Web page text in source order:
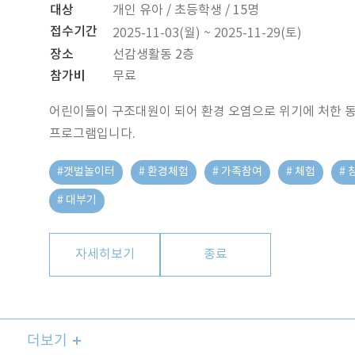
대상
개인 유아 / 초등학생 / 15명
접수기간
2025-11-03(월) ~ 2025-11-29(토)
장소
선감생활동 2층
참가비
무료
어린이들이 구조대원이 되어 환경 오염으로 위기에 처한
프로그램입니다.
#갯벌놀이터 # 환경체험 # 가족참여 # 체험 #
# 대부기
자세히보기 종료
더보기